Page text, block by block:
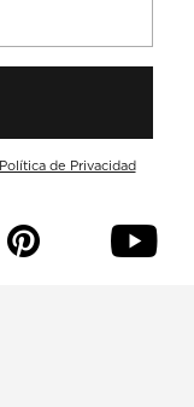
Política de Privacidad
p y